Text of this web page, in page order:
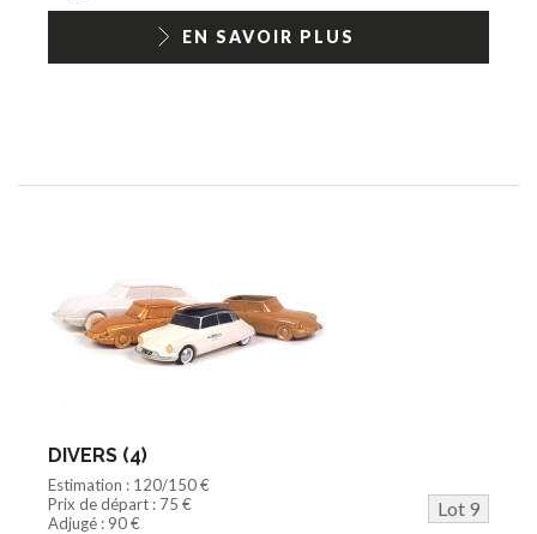
EN SAVOIR PLUS
DIVERS (4)
Estimation : 120/150 €
Prix de départ : 75 €
Lot 9
Adjugé : 90 €